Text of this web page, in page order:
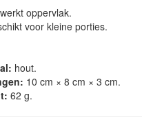
oppervlak.
voor kleine porties.
hout.
10 cm × 8 cm × 3 cm.
62 g.